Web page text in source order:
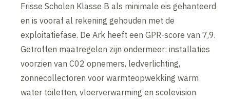
Frisse Scholen Klasse B als minimale eis gehanteerd
en is vooraf al rekening gehouden met de
exploitatiefase. De Ark heeft een GPR-score van 7,9.
Getroffen maatregelen zijn ondermeer: installaties
voorzien van C02 opnemers, ledverlichting,
zonnecollectoren voor warmteopwekking warm
water toiletten, vloerverwarming en scolevision